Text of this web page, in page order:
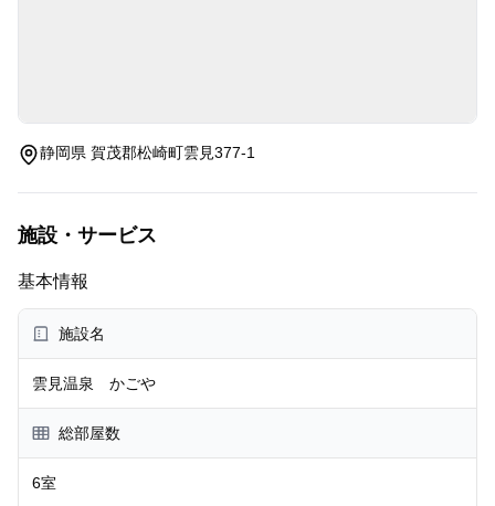
静岡県 賀茂郡松崎町雲見377-1
施設・サービス
基本情報
施設名
雲見温泉 かごや
総部屋数
6室